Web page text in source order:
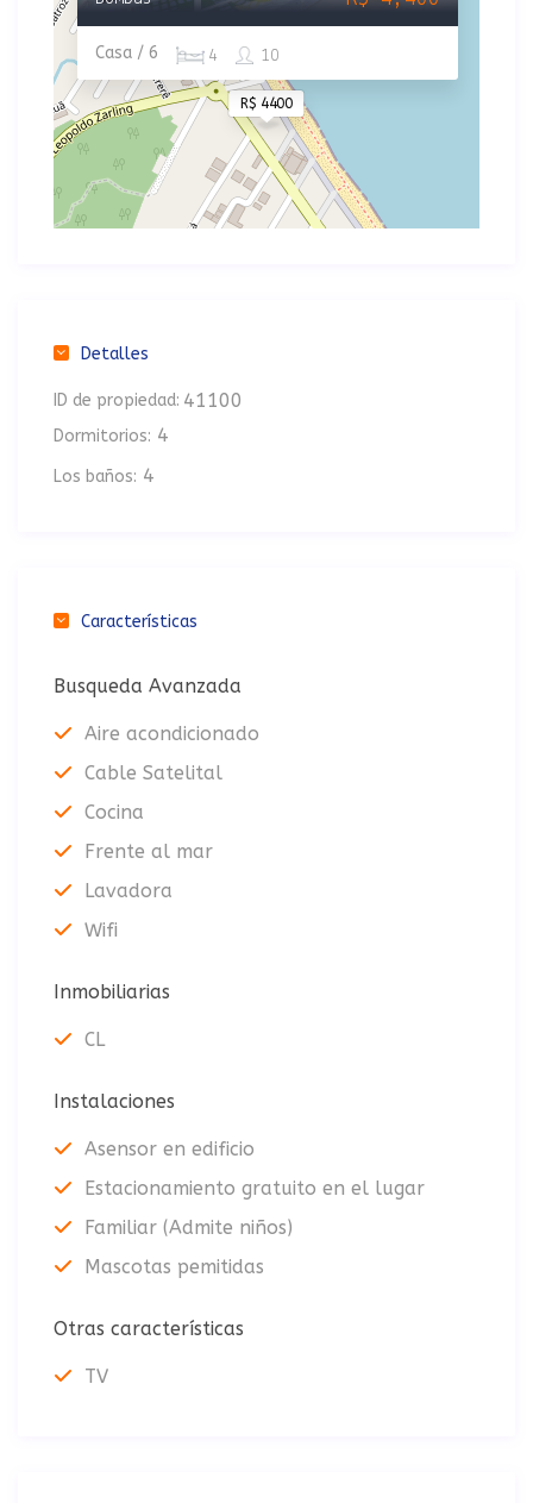
R$ 4400
Casa / 6 10
4
Detalles
ID de propiedad: 41100
Dormitorios: 4
Los baños: 4
Características
Busqueda Avanzada
Aire acondicionado
Cable Satelital
Cocina
Frente al mar
Lavadora
Wifi
Inmobiliarias
CL
Instalaciones
Asensor en edificio
Estacionamiento gratuito en el lugar
Familiar (Admite niños)
Mascotas pemitidas
Otras características
TV